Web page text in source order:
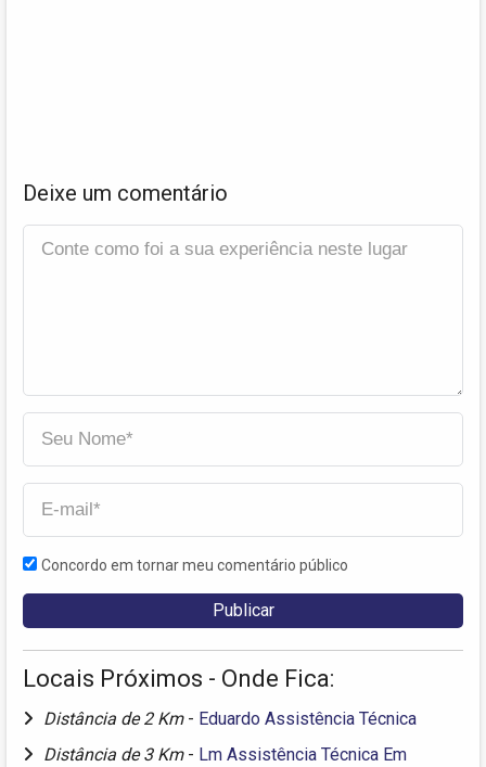
Deixe um comentário
Concordo em tornar meu comentário público
Locais Próximos - Onde Fica:
Distância de 2 Km - Eduardo Assistência Técnica
Distância de 3 Km - Lm Assistência Técnica Em